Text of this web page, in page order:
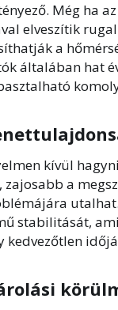
Még ha
elveszítik
a
általában hat
kívül
zajosabb a
stabilitását,
kedvezőtlen